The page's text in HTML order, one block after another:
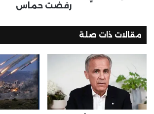
رفضت حماس
مقالات ذات صلة